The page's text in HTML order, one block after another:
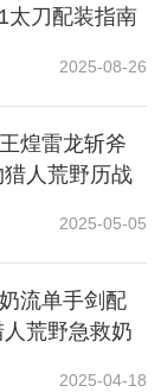
档配合月相刷
配合采集路线
太刀配装指南
2025-08-26
煌雷龙斩斧
人荒野历战
2025-05-05
流单手剑配
荒野急救奶
2025-04-18